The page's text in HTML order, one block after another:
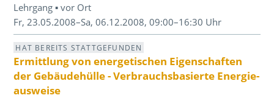
Lehrgang ▪ vor Ort
Fr, 23.05.2008–Sa, 06.12.2008, 09:00–16:30 Uhr
HAT BEREITS STATTGEFUNDEN
Ermittlung von energetischen Eigenschaften
der Gebäudehülle - Verbrauchsbasierte Energie­
ausweise